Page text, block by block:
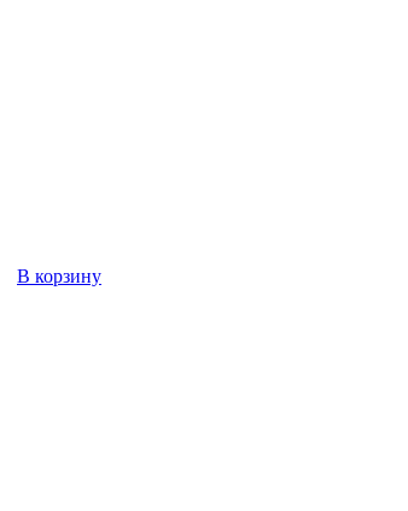
В корзину